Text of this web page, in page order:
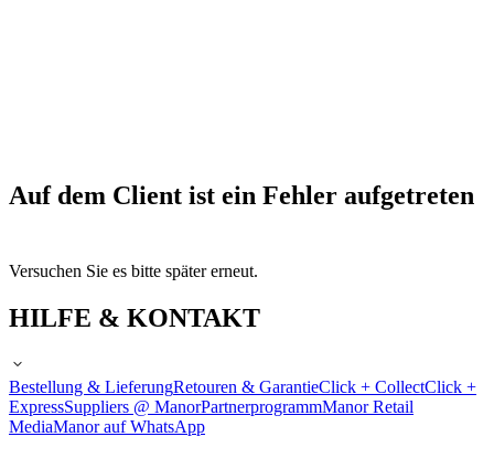
Auf dem Client ist ein Fehler aufgetreten
Versuchen Sie es bitte später erneut.
HILFE & KONTAKT
Bestellung & LieferungRetouren & GarantieClick + CollectClick +
ExpressSuppliers @ ManorPartnerprogrammManor Retail
MediaManor auf WhatsApp